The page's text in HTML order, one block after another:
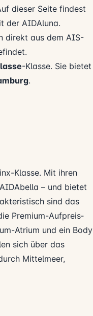
dieser Seite findest
der AIDAluna.
direkt aus dem AIS-
-Klasse. Sie bietet
.
Klasse. Mit ihren
– und bietet
sind das
Premium-Aufpreis­
Atrium und ein Body
sich über das
Mittelmeer,